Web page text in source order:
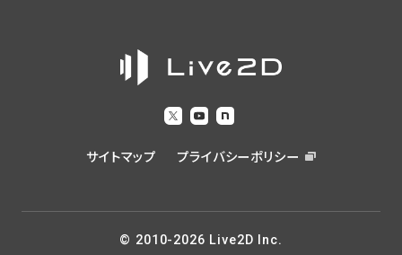
サイトマップ プライバシーポリシー
© 2010-2026 Live2D Inc.